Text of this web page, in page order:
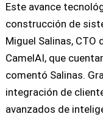
Este avance
construcción de
Miguel Salinas,
CamelAI, que
comentó Salinas.
integración de
avanzados de